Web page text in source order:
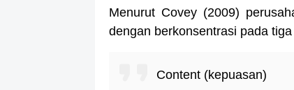
Menurut Covey (2009)
dengan berkonsentrasi pada
Content (kepuasan)